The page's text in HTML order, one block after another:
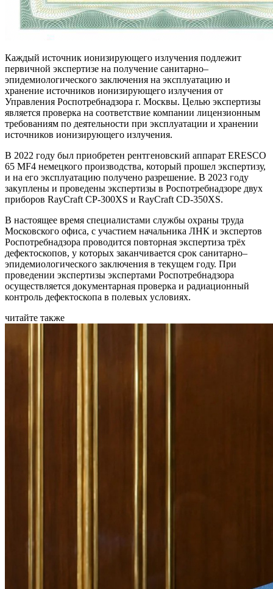
Каждый источник ионизирующего излучения подлежит
первичной экспертизе на получение санитарно–
эпидемиологического заключения на эксплуатацию и
хранение источников ионизирующего излучения от
Управления Роспотребнадзора г. Москвы. Целью экспертизы
является проверка на соответствие компании лицензионным
требованиям по деятельности при эксплуатации и хранении
источников ионизирующего излучения.
В 2022 году был приобретен рентгеновский аппарат ERESCO
65 MF4 немецкого производства, который прошел экспертизу,
и на его эксплуатацию получено разрешение. В 2023 году
закуплены и проведены экспертизы в Роспотребнадзоре двух
приборов RayCraft CP-300XS и RayCraft CD-350XS.
В настоящее время специалистами службы охраны труда
Московского офиса, с участием начальника ЛНК и экспертов
Роспотребнадзора проводится повторная экспертиза трёх
дефектоскопов, у которых заканчивается срок санитарно–
эпидемиологического заключения в текущем году. При
проведении экспертизы экспертами Роспотребнадзора
осуществляется документарная проверка и радиационный
контроль дефектоскопа в полевых условиях.
читайте также